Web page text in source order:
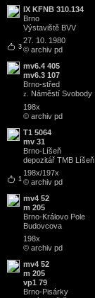
3
IX KFNB 310.134
Brno
Výstaviště BVV
27. 10. 1980
© archiv pd
mv6.4 405
mv6.3 107
Brno-střed
z. Náměstí Svobody
198x
© archiv pd
1
T1 5064
mv 31
Brno-Líšeň
depozitář TMB Líšeň
198x/197x
© archiv pd
mv4 52
m 205
Brno-Královo Pole
Budovcova
198x
© archiv pd
mv4 52
m 205
vp1 79
Brno-Pisárky